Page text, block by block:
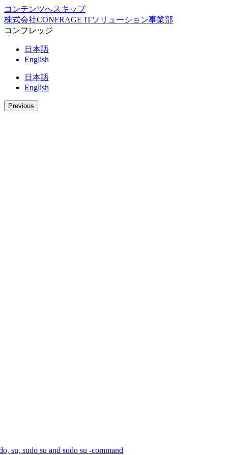
コンテンツへスキップ
株式会社CONFRAGE ITソリューション事業部
コンフレッジ
日本語
English
日本語
English
Previous
su, sudo su and sudo su -command